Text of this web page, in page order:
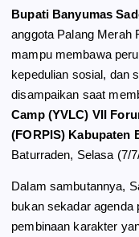
o
o
k
r
a
m
A
p
p
Bupati Banyumas
anggota Palang Merah
mampu membawa
kepedulian sosial, dan
disampaikan saat
Camp (YVLC) VII
(FORPIS) Kabupaten
Baturraden, Selasa (7/
Dalam sambutannya,
bukan sekadar agenda
pembinaan karakter